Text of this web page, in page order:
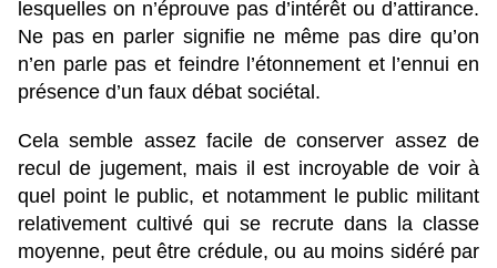
lesquelles on n’éprouve pas d’intérêt ou d’attirance.
Ne pas en parler signifie ne même pas dire qu’on
n’en parle pas et feindre l’étonnement et l’ennui en
présence d’un faux débat sociétal.
Cela semble assez facile de conserver assez de
recul de jugement, mais il est incroyable de voir à
quel point le public, et notamment le public militant
relativement cultivé qui se recrute dans la classe
moyenne, peut être crédule, ou au moins sidéré par